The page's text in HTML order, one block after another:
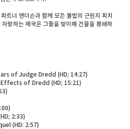
트너 앤더슨과 함께 모든 불법의 근원지 피치
랑하는 제국은 그들을 맞이해 건물을 봉쇄하
of Judge Dredd (HD; 14:27)
of Dredd (HD; 15:21)
2:33)
(HD: 2:57)